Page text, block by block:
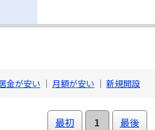
金が安い ｜ 月額が安い ｜ 新規開設
最初 1 最後